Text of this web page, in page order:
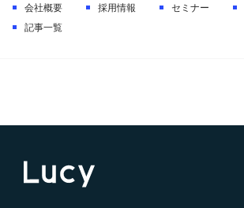
会社概要 採用情報 セミナー
記事一覧